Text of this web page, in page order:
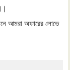
আমরা অফারের লোভে